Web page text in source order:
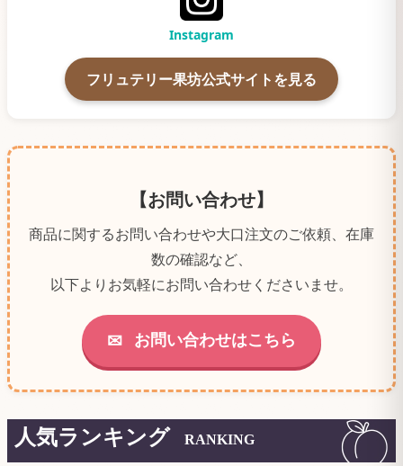
Instagram
フリュテリー果坊公式サイトを見る
【お問い合わせ】
商品に関するお問い合わせや大口注文のご依頼、在庫
数の確認など、
以下よりお気軽にお問い合わせくださいませ。
✉ お問い合わせはこちら
人気ランキング RANKING